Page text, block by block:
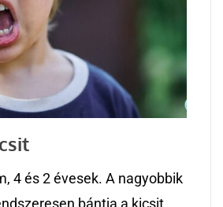
4 és 2 évesek. A nagyobbik
bántja a kicsit,